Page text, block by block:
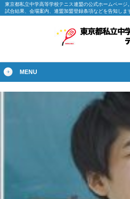
東京都私立中学高等学校テニス連盟の公式ホームページ
試合結果、会場案内、連盟加盟登録条項などを告知しま
MENU